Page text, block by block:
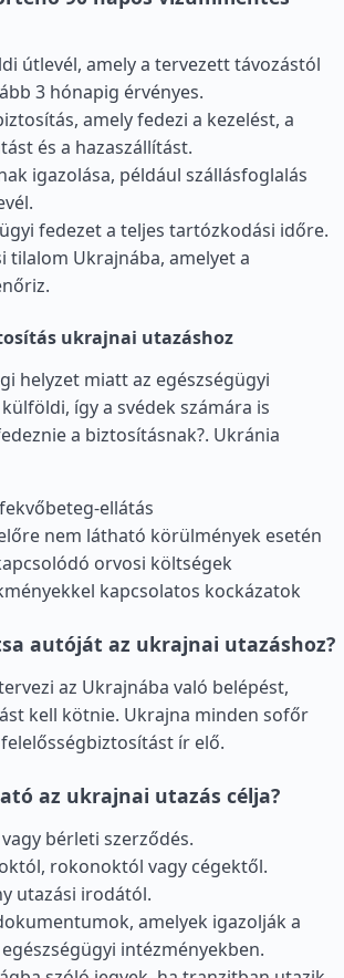
útlevél, amely a tervezett távozástól
3 hónapig érvényes.
amely fedezi a kezelést, a
és a hazaszállítást.
igazolása, például szállásfoglalás
fedezet a teljes tartózkodási időre.
tilalom Ukrajnába, amelyet a
ukrajnai utazáshoz
helyzet miatt az egészségügyi
így a svédek számára is
a biztosításnak?. Ukránia
ellátás
nem látható körülmények esetén
orvosi költségek
kapcsolatos kockázatok
autóját az ukrajnai utazáshoz?
az Ukrajnába való belépést,
kell kötnie. Ukrajna minden sofőr
ír elő.
az ukrajnai utazás célja?
bérleti szerződés.
rokonoktól vagy cégektől.
utazási irodától.
amelyek igazolják a
intézményekben.